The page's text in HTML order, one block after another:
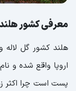
از هلند چه
قوانین هلند
هلند؛ فرصتی
معرفی کشور
هلند کشور گل
پست است چرا اکثر